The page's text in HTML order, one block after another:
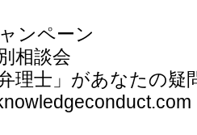
ンペーン
相談会
弁理士」があなたの